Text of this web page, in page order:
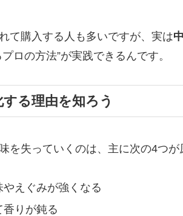
て購入する人も多いですが、実は
ロの方法”が実践できるんです。
る理由を知ろう
を失っていくのは、主に次の4つが
えぐみが強くなる
りが鈍る